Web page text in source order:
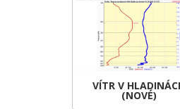
VÍTR V
(NOVÉ)